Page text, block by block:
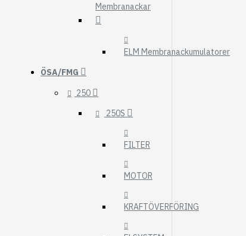
Membranackar
ELM Membranackumulatorer
ÖSA/FMG
250
250S
FILTER
MOTOR
KRAFTÖVERFÖRING